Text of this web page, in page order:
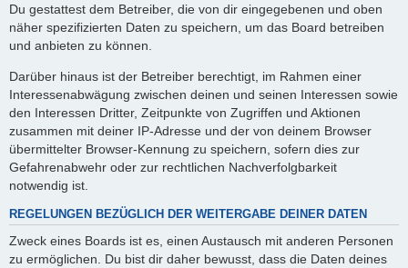
Du gestattest dem Betreiber, die von dir eingegebenen und oben
näher spezifizierten Daten zu speichern, um das Board betreiben
und anbieten zu können.
Darüber hinaus ist der Betreiber berechtigt, im Rahmen einer
Interessenabwägung zwischen deinen und seinen Interessen sowie
den Interessen Dritter, Zeitpunkte von Zugriffen und Aktionen
zusammen mit deiner IP-Adresse und der von deinem Browser
übermittelter Browser-Kennung zu speichern, sofern dies zur
Gefahrenabwehr oder zur rechtlichen Nachverfolgbarkeit
notwendig ist.
REGELUNGEN BEZÜGLICH DER WEITERGABE DEINER DATEN
Zweck eines Boards ist es, einen Austausch mit anderen Personen
zu ermöglichen. Du bist dir daher bewusst, dass die Daten deines